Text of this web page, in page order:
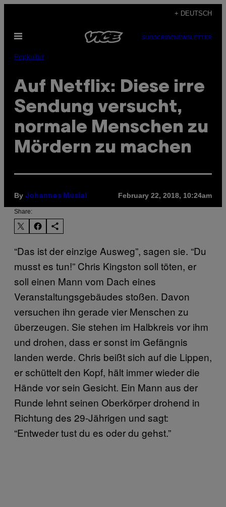
content
+ DEUTSCH
Open
SUBSCRIBENEWSLETTER
Popkultur
Auf Netflix: Diese irre
Sendung versucht,
normale Menschen zu
Mördern zu machen
By Johannes Musial February 22, 2018, 10:24am
Share:
“Das ist der einzige Ausweg”, sagen sie. “Du
musst es tun!” Chris Kingston soll töten, er
soll einen Mann vom Dach eines
Veranstaltungsgebäudes stoßen. Davon
versuchen ihn gerade vier Menschen zu
überzeugen. Sie stehen im Halbkreis vor ihm
und drohen, dass er sonst im Gefängnis
landen werde. Chris beißt sich auf die Lippen,
er schüttelt den Kopf, hält immer wieder die
Hände vor sein Gesicht. Ein Mann aus der
Runde lehnt seinen Oberkörper drohend in
Richtung des 29-Jährigen und sagt:
“Entweder tust du es oder du gehst.”